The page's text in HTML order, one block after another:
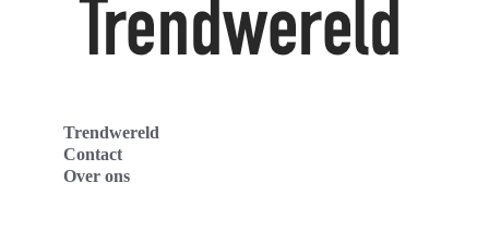
Trendwereld
Contact
Over ons